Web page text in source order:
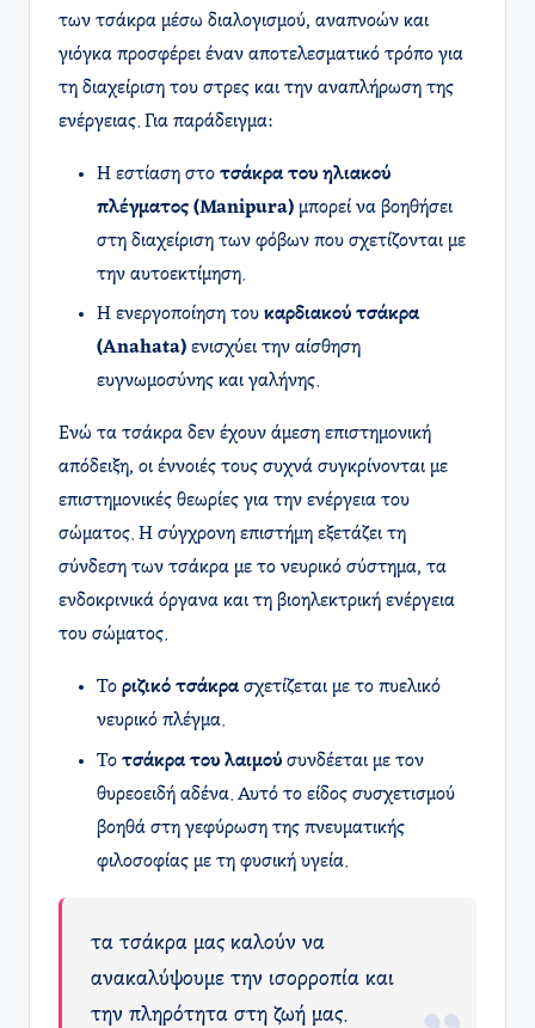
των τσάκρα μέσω διαλογισμού, αναπνοών και
γιόγκα προσφέρει έναν αποτελεσματικό τρόπο για
τη διαχείριση του στρες και την αναπλήρωση της
ενέργειας. Για παράδειγμα:
Η εστίαση στο τσάκρα του ηλιακού
πλέγματος (Manipura) μπορεί να βοηθήσει
στη διαχείριση των φόβων που σχετίζονται με
την αυτοεκτίμηση.
Η ενεργοποίηση του καρδιακού τσάκρα
(Anahata) ενισχύει την αίσθηση
ευγνωμοσύνης και γαλήνης.
Ενώ τα τσάκρα δεν έχουν άμεση επιστημονική
απόδειξη, οι έννοιές τους συχνά συγκρίνονται με
επιστημονικές θεωρίες για την ενέργεια του
σώματος. Η σύγχρονη επιστήμη εξετάζει τη
σύνδεση των τσάκρα με το νευρικό σύστημα, τα
ενδοκρινικά όργανα και τη βιοηλεκτρική ενέργεια
του σώματος.
Το ριζικό τσάκρασχετίζεται με το πυελικό
νευρικό πλέγμα.
Το τσάκρα του λαιμού συνδέεται με τον
θυρεοειδή αδένα. Αυτό το είδος συσχετισμού
βοηθά στη γεφύρωση της πνευματικής
φιλοσοφίας με τη φυσική υγεία.
τα τσάκρα μας καλούν να
ανακαλύψουμε την ισορροπία και
την πληρότητα στη ζωή μας.